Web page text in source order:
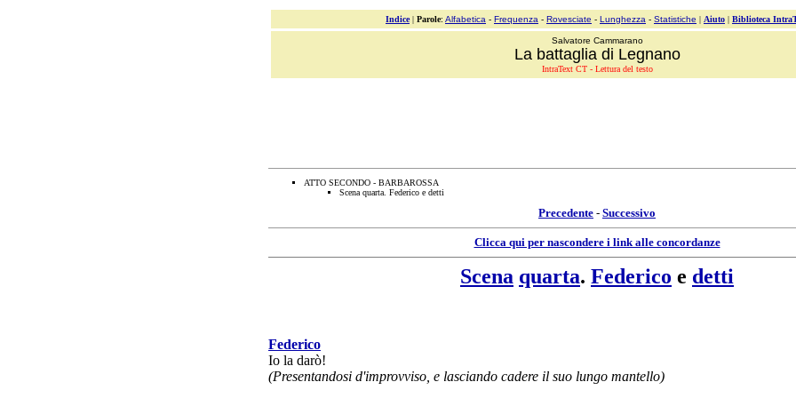
Indice| Parole: Alfabetica - Frequenza - Rovesciate - Lunghezza - Statistiche | Aiuto | Biblioteca
Salvatore Cammarano
La battaglia di Legnano
IntraText CT - Lettura del testo
ATTO SECONDO - BARBAROSSA
Scena quarta. Federico e detti
Precedente - Successivo
Clicca qui per nascondere i link alle concordanze
Scena quarta. Federico e detti
Federico
Io la darò!
(Presentandosi d'improvviso , e lasciando cadere il suo lungo mantello)